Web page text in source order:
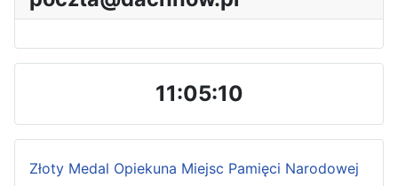
11:05:11
Złoty Medal Opiekuna Miejsc Pamięci Narodowej